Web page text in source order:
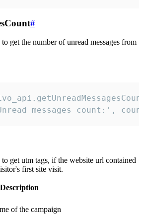
#
get the number of unread messages from
messages count:',
get utm tags, if the website url contained
first site visit.
Description
of the campaign